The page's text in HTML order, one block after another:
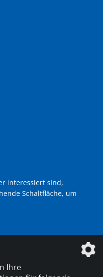
interessiert sind,
Schaltfläche, um
Unternehmen der
Ihre